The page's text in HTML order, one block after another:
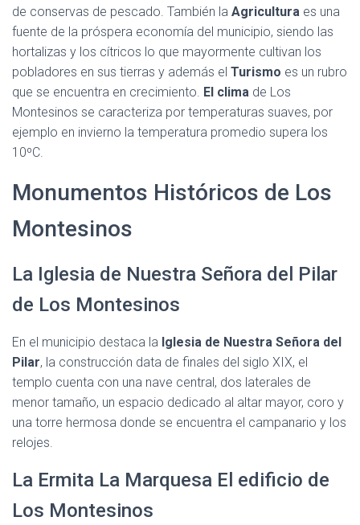
de conservas de pescado. También la Agricultura es una
fuente de la próspera economía del municipio, siendo las
hortalizas y los cítricos lo que mayormente cultivan los
pobladores en sus tierras y además el Turismo es un rubro
que se encuentra en crecimiento. El clima de Los
Montesinos se caracteriza por temperaturas suaves, por
ejemplo en invierno la temperatura promedio supera los
10ºC.
Monumentos Históricos de Los
Montesinos
La Iglesia de Nuestra Señora del Pilar
de Los Montesinos
En el municipio destaca la Iglesia de Nuestra Señora del
Pilar, la construcción data de finales del siglo XIX, el
templo cuenta con una nave central, dos laterales de
menor tamaño, un espacio dedicado al altar mayor, coro y
una torre hermosa donde se encuentra el campanario y los
relojes.
La Ermita La Marquesa El edificio de
Los Montesinos